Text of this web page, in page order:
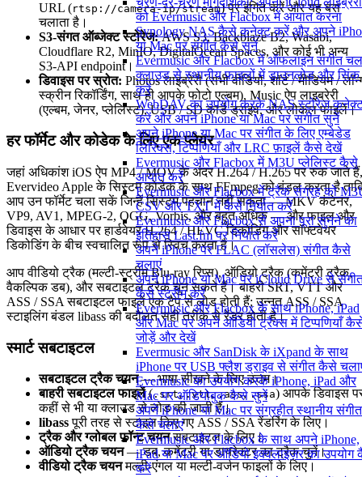
को Evermusic और Flacbox में आयात करना
Synology NAS कैसे कनेक्ट करें और अपने
या Mac पर संगीत कैसे सुनें
Evermusic और Flacbox में ऑफलाइन संगीत
क्लाउड से स्थानीय फ़ाइलों में डाउनलोड और सिंक
करें
WebDAV का उपयोग करके NAS स्टोरेज
करें और अपने iPhone या Mac पर संगीत सुनें
अपने iPhone या Mac पर संगीत के लिए एम्बेडेड
लिरिक्स, टिप्पणियाँ और LRC फ़ाइलें कैसे देखें
Evermusic और Flacbox में M3U प्लेलिस्ट कैसे
आयात करें
Evermusic और Flacbox में ट्रैक संग्रह को
CSV और TXT में कैसे निर्यात करें
Evermusic और Flacbox से अपना पूरा सुनने का
इतिहास Last.fm पर निर्यात करें
अपने iPhone पर FLAC (लॉसलेस) संगीत कैसे
चलाएं
अपने iPhone या Mac पर iCloud Drive से
कैसे स्ट्रीम करें
Evermusic और Flacbox के साथ iPhone, iPad
और Mac पर अपने ऑडियो ट्रैक्स में टिप्पणियाँ
जोड़ें और देखें
Evermusic और SanDisk के iXpand के साथ
iPhone पर USB फ्लैश ड्राइव से संगीत कैसे
Evermusic का उपयोग करके iPhone, iPad और
Mac पर ऑडियोबुक कैसे सुनें
अपने iPhone या Mac पर संग्रहीत स्थानीय संगीत
कैसे चलाएं
Evermusic और Flacbox के साथ अपने iPhone,
iPad या Mac पर ऑडियो इक्वलाइज़र का उपयोग
करें
URL (rtsp://camera-ip/stream) पर इंगित करें और यह बस
चलाता है।
S3-संगत ऑब्जेक्ट स्टोरेज:AWS S3, Backblaze B2, Wasabi,
Cloudflare R2, MinIO, DigitalOcean Spaces, और कोई भी अन्य
S3-API endpoint।
डिवाइस पर स्रोत: Photos लाइब्रेरी (सभी वीडियो, शॉर्ट / मीडियम /
स्क्रीन रिकॉर्डिंग, साथ ही आपके फोटो एल्बम), Music ऐप लाइब्रेरी
(एल्बम, जेनर, प्लेलिस्ट), USB / SD कार्ड ड्राइव, और लोकल फाइलें।
हर फॉर्मेट और कोडेक के लिए एक प्लेयर
जहां अधिकांश iOS ऐप MP4 / MOV के अंदर H.264 / H.265 पर रुक जाते हैं,
Evervideo Apple के सिस्टम कोडेक के साथ FFmpeg को बंडल करता है
आप उन फॉर्मेट चला सकें जिन्हें सिस्टम पहचान नहीं सकता — MKV कंटेनर,
VP9, AV1, MPEG-2, OGG, Vorbis, और बहुत अधिक — और फाइल और
डिवाइस के आधार पर हार्डवेयर H.264 / HEVC डिकोडिंग और सॉफ्टवेयर
डिकोडिंग के बीच स्वचालित रूप से स्विच करता है।
आप वीडियो ट्रैक (मल्टी-स्ट्रीम Blu-ray रिप्स), ऑडियो ट्रैक (कमेंटरी ट्रैक,
वैकल्पिक डब), और सबटाइटल ट्रैक चुन सकते हैं। बाहरी SRT, VTT और
ASS / SSA सबटाइटल फाइलें एक टैप से लोड होती हैं; उन्नत ASS / SSA
स्टाइलिंग बंडल libass की बदौलत सही तरीके से रेंडर होती है।
स्मार्ट सबटाइटल
सबटाइटल ट्रैक चयन— भाषा सीखने के लिए उत्तम।
बाहरी सबटाइटल फाइलें(.srt,.vtt,.ass, .ssa) आपके डिवाइस
कहीं से भी या क्लाउड से लोड की जाती हैं।
libassपूरी तरह से स्टाइल किए गए ASS / SSA रेंडरिंग के लिए।
ट्रैक और ग्लोबल फ़ॉन्ट चयनसबटाइटल के लिए।
ऑडियो ट्रैक चयन— डब, कमेंटरी या डायरेक्टर का ट्रैक चुनें।
वीडियो ट्रैक चयनमल्टी-एंगल या मल्टी-वर्जन फाइलों के लिए।